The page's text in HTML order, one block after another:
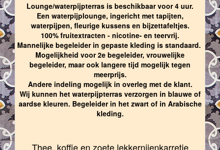
Lounge/waterpijpterras is beschikbaar voor 4 uur.
Een waterpijplounge, ingericht met tapijten,
waterpijpen, fleurige kussens en bijzettafeltjes.
100% fruitextracten - nicotine- en teervrij.
Mannelijke begeleider in gepaste kleding is standaard.
Mogelijkheid voor 2e begeleider, vrouwelijke
begeleider, maar ook langere tijd mogelijk tegen
meerprijs.
Andere indeling mogelijk in overleg met de klant.
Wij kunnen het waterpijpterras verzorgen in blauwe of
aardse kleuren. Begeleider in het zwart of in Arabische
kleding.
Thee, koffie en zoete lekkernijenkarretje